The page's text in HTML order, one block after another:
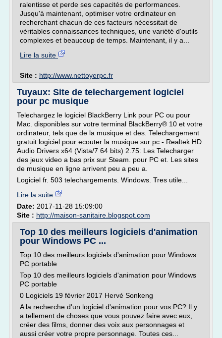
ralentisse et perde ses capacités de performances.
Jusqu'à maintenant, optimiser votre ordinateur en
recherchant chacun de ces facteurs nécessitait de
véritables connaissances techniques, une variété d'outils
complexes et beaucoup de temps. Maintenant, il y a...
Lire la suite
Site : http://www.nettoyerpc.fr
Tuyaux: Site de telechargement logiciel
pour pc musique
Telechargez le logiciel BlackBerry Link pour PC ou pour
Mac. disponibles sur votre terminal BlackBerry® 10 et votre
ordinateur, tels que de la musique et des. Telechargement
gratuit logiciel pour ecouter la musique sur pc - Realtek HD
Audio Drivers x64 (Vista/7 64 bits) 2.75: Les Telecharger
des jeux video a bas prix sur Steam. pour PC et. Les sites
de musique en ligne arrivent peu a peu a.
Logiciel fr. 503 telechargements. Windows. Tres utile...
Lire la suite
Date: 2017-11-28 15:09:00
Site : http://maison-sanitaire.blogspot.com
Top 10 des meilleurs logiciels d'animation
pour Windows PC ...
Top 10 des meilleurs logiciels d'animation pour Windows
PC portable
Top 10 des meilleurs logiciels d'animation pour Windows
PC portable
0 Logiciels 19 février 2017 Hervé Sonkeng
A la recherche d'un logiciel d'animation pour vos PC? Il y
a tellement de choses que vous pouvez faire avec eux,
créer des films, donner des voix aux personnages et
aussi créer votre propre personnage. Toutes ces...